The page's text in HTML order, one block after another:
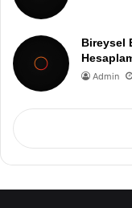
Bireysel
Admin